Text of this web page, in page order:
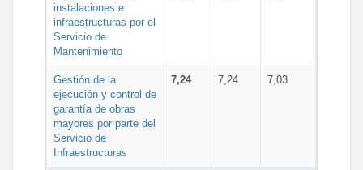
instalaciones e
infraestructuras por el
Servicio de
Mantenimiento
Gestión de la
ejecución y control de
garantía de obras
mayores por parte del
Servicio de
Infraestructuras
7,24 7,24 7,03